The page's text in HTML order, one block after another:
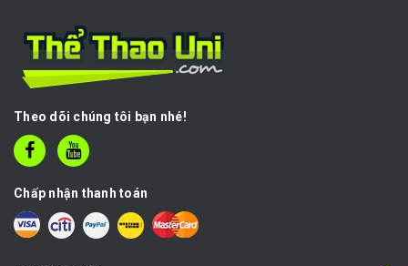
Theo dõi chúng tôi bạn nhé!
Chấp nhận thanh toán